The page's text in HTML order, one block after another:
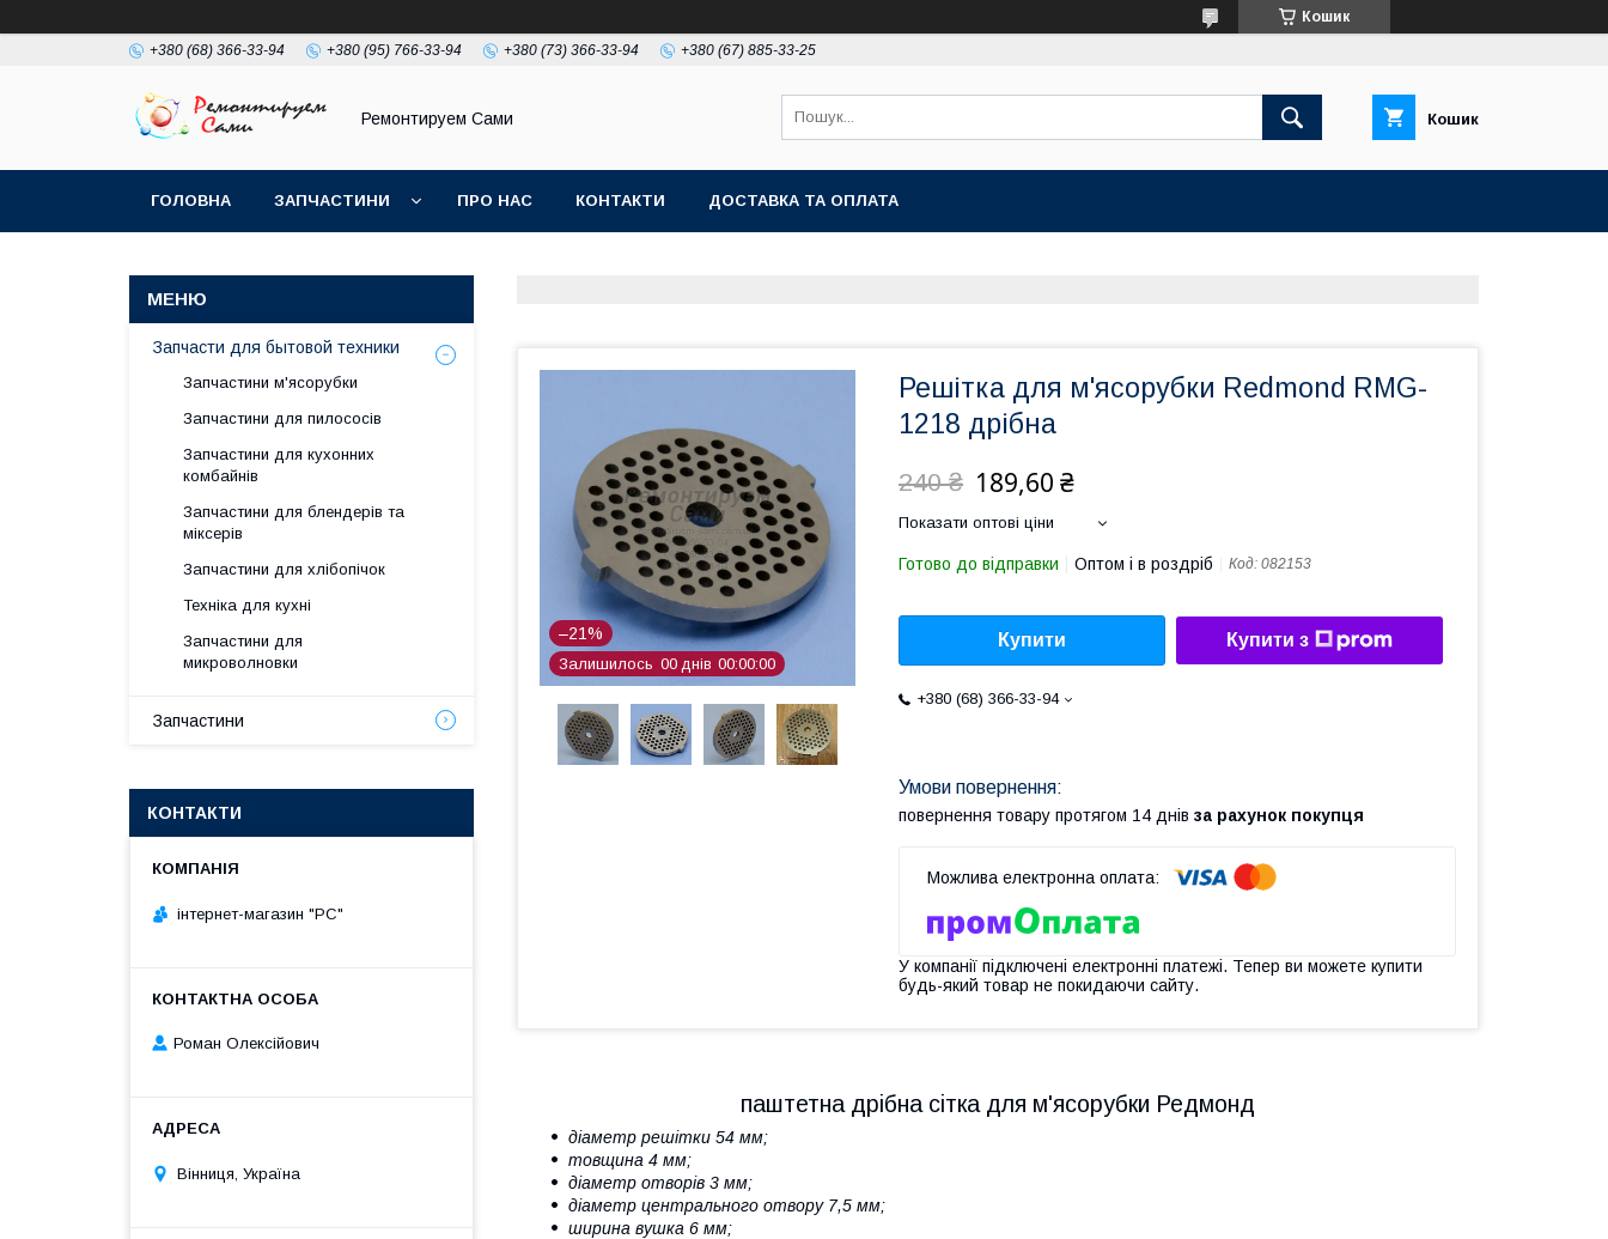
Кошик
+380 (68) 366-33-94 +380 (95) 766-33-94 +380 (73) 366-33-94 +380 (67) 885-33-25
Ремонтируем Сами Кошик
ГОЛОВНА ЗАПЧАСТИНИ ПРО НАС КОНТАКТИ ДОСТАВКА ТА ОПЛАТА
–21%
Залишилось 00 днів 00 00 00
Решітка для м'ясорубки Redmond RMG-
1218 дрібна
240 ₴ 189,60 ₴
Показати оптові ціни
Готово до відправки Оптом і в роздріб Код: 082153
Купити Купити з
+380 (68) 366-33-94
повернення товару протягом 14 днів за рахунок покупця
У компанії підключені електронні платежі. Тепер ви можете купити
будь-який товар не покидаючи сайту.
паштетна дрібна сітка для м'ясорубки Редмонд
діаметр решітки 54 мм;
товщина 4 мм;
діаметр отворів 3 мм;
діаметр центрального отвору 7,5 мм;
ширина вушка 6 мм;
Запчасти для бытовой техники
Запчастини м'ясорубки
Запчастини для пилососів
Запчастини для кухонних
комбайнів
Запчастини для блендерів та
міксерів
Запчастини для хлібопічок
Техніка для кухні
Запчастини для
микроволновки
Запчастини
КОНТАКТИ
інтернет-магазин "РС"
Роман Олексійович
Вінниця, Україна